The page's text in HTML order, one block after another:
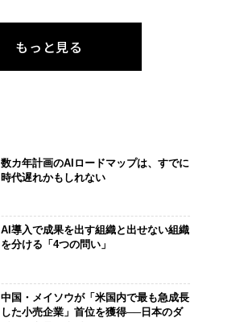
もっと見る
数カ年計画のAIロードマップは、すでに
時代遅れかもしれない
AI導入で成果を出す組織と出せない組織
を分ける「4つの問い」
中国・メイソウが「米国内で最も急成長
した小売企業」首位を獲得──日本のダ